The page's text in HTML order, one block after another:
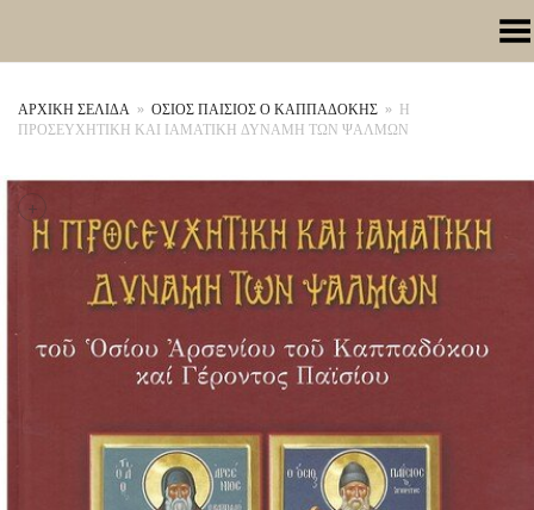
Toggle Menu
ΑΡΧΙΚΉ ΣΕΛΊΔΑ » ΟΣΙΟΣ ΠΑΙΣΙΟΣ Ο ΚΑΠΠΑΔΟΚΗΣ » Η
ΠΡΟΣΕΥΧΗΤΙΚΗ ΚΑΙ ΙΑΜΑΤΙΚΗ ΔΥΝΑΜΗ ΤΩΝ ΨΑΛΜΩΝ
+